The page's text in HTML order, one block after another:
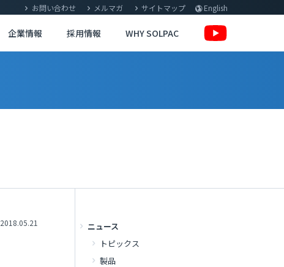
お問い合わせ メルマガ サイトマップ English
企業情報 採用情報 WHY SOLPAC
2018.05.21
ニュース
トピックス
製品